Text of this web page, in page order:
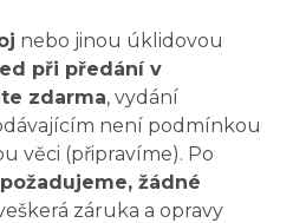
nebo jinou úklidovou
při předání v
zdarma, vydání
není podmínkou
věci (připravíme). Po
žádné
záruka a opravy